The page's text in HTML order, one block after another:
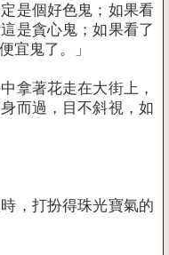
是個好色鬼；如果看
是貪心鬼；如果看了
宜鬼了。」
著花走在大街上，
而過，目不斜視，如
，打扮得珠光寶氣的